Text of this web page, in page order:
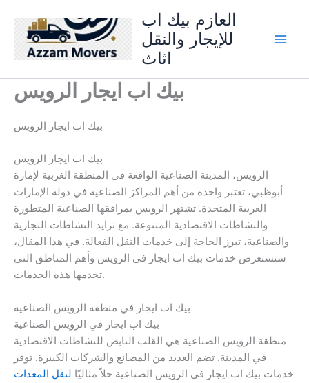
content
العازم بيك اب
للإيجار والنقل
اثاث
بيك اب ايجار الرويس
بيك اب ايجار الرويس
بيك اب ايجار الرويس
الرويس، المدينة الصناعية الواقعة في المنطقة الغربية لإمارة
أبوظبي، تعتبر واحدة من أهم المراكز الصناعية في دولة الإمارات
العربية المتحدة. تشتهر الرويس بمرافقها الصناعية المتطورة
والنشاطات الاقتصادية المتنوعة. مع تزايد النشاطات التجارية
والصناعية، تبرز الحاجة إلى خدمات النقل الفعالة. في هذا المقال،
سنستعرض خدمات بيك اب ايجار في الرويس وأهم المناطق التي
تخدمها هذه الخدمات.
بيك اب ايجار في منطقة الرويس الصناعية
بيك اب ايجار في الرويس الصناعية
منطقة الرويس الصناعية هي القلب النابض للنشاطات الاقتصادية
في المدينة. تضم العديد من المصانع والشركات الكبيرة. توفر
خدمات بيك اب ايجار في الرويس الصناعية حلاً مثاليًا لنقل المعدات